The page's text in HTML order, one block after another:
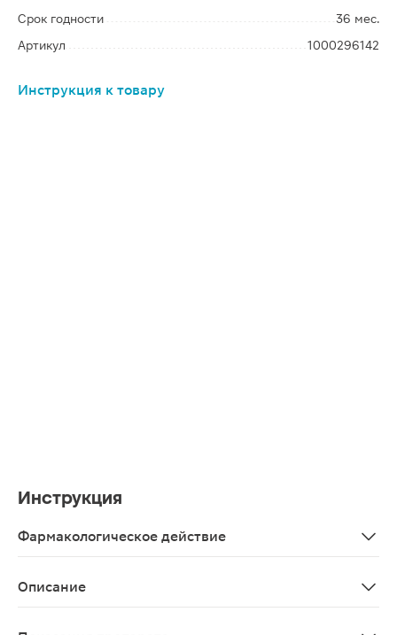
Срок годности
36 мес.
Артикул
1000296142
Инструкция к товару
Инструкция
Фармакологическое действие
Описание